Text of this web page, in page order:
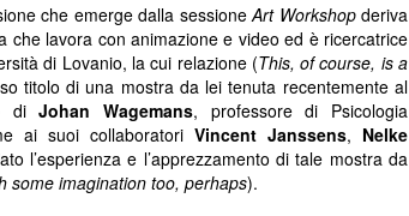
che emerge dalla sessione Art Workshopderiva
che lavora con animazione e video ed è ricercatrice
di Lovanio, la cui relazione (This, of course, is a
titolo di una mostra da lei tenuta recentemente al
diJohan Wagemans, professore di Psicologia
ai suoi collaboratori Vincent Janssens, Nelke
l’esperienza e l’apprezzamento di tale mostra da
some imagination too, perhaps).